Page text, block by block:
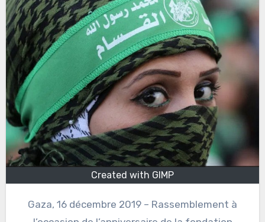
Created with GIMP
Gaza, 16 décembre 2019 – Rassemblement à